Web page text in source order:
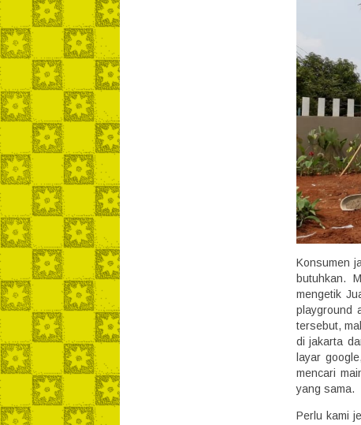
Konsumen
butuhkan.
mengetik
playground
tersebut,
di jakarta
layar
mencari
yang sama.
Perlu kami